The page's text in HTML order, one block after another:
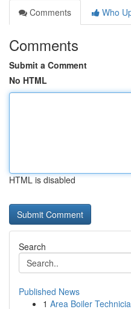
Comments
Who
Comments
Submit a Comment
No HTML
HTML is disabled
Search
Published News
1 Area Boiler